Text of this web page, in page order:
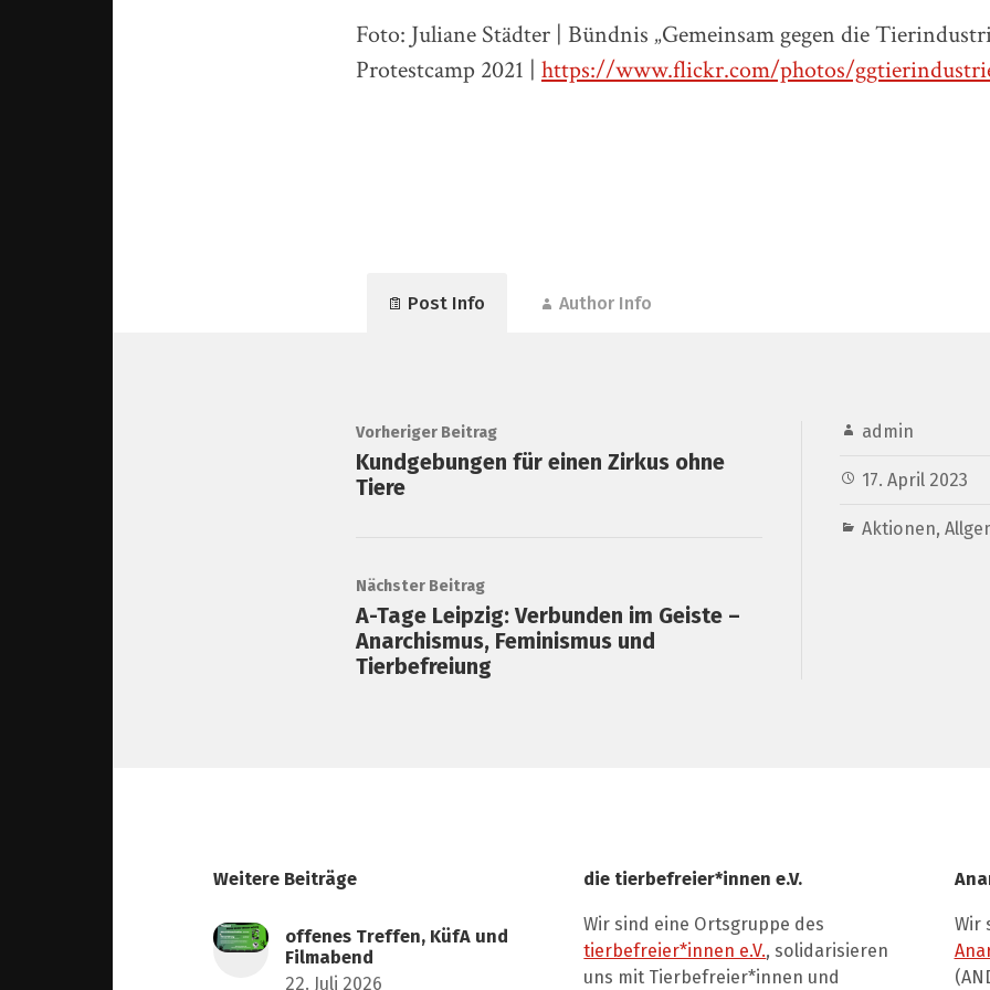
Foto: Juliane Städter | Bündnis „Gemeinsam gegen die
Protestcamp 2021 | https://www.flickr.com/photos/
Post Info Author Info
admin
17. April 2023
Aktionen,
Vorheriger Beitrag
Kundgebungen für einen Zirkus ohne
Tiere
Nächster Beitrag
A-Tage Leipzig: Verbunden im Geiste –
Anarchismus, Feminismus und
Tierbefreiung
Weitere Beiträge
offenes Treffen, KüfA und
Filmabend
22. Juli 2026
die tierbefreier*innen e.V.
Wir sind eine Ortsgruppe des
tierbefreier*innen e.V., solidarisieren
uns mit Tierbefreier*innen und
Wir